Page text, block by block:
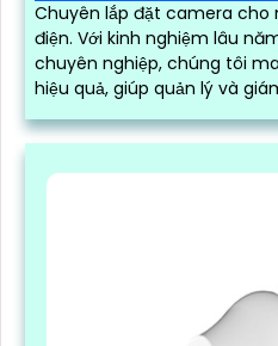
Chuyên lắp đặt camera cho
điện. Với kinh nghiệm lâu năm và đội ngũ kỹ thuật viên
chuyên nghiệp, chúng tôi
hiệu quả, giúp quản lý và
một cách chặt chẽ